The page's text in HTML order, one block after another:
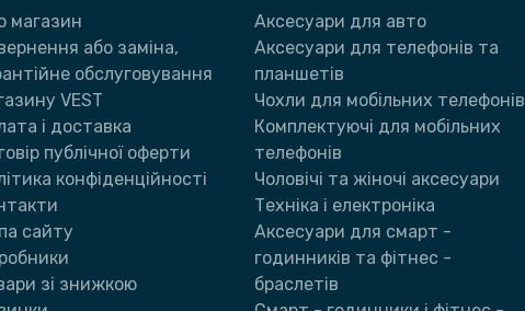
магазин
або заміна,
обслуговування
VEST
і доставка
публічної оферти
конфіденційності
сайту
зі знижкою
Аксесуари для авто
Аксесуари для телефонів та
планшетів
Чохли для мобільних телефонів
Комплектуючі для мобільних
телефонів
Чоловічі та жіночі аксесуари
Техніка і електроніка
Аксесуари для смарт -
годинників та фітнес -
браслетів